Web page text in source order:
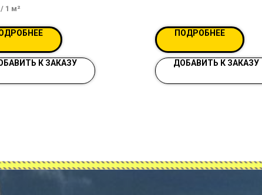
известняковый - слой 15 см.
/ 1 м²
К ЗАКАЗУ
ПОДРОБНЕЕ
ДОБАВИТЬ К ЗАКАЗУ